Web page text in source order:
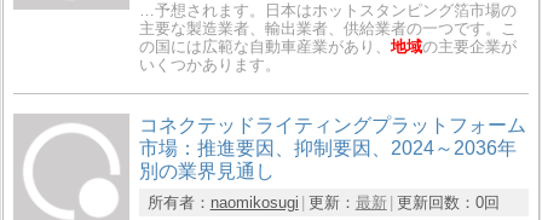
…予想されます。日本はホットスタンピング箔市場の
主要な製造業者、輸出業者、供給業者の一つです。こ
の国には広範な自動車産業があり、地域の主要企業が
いくつかあります。
コネクテッドライティングプラットフォーム
市場：推進要因、抑制要因、2024～2036年
別の業界見通し
所有者： naomikosugi 更新： 最新 更新回数： 0回